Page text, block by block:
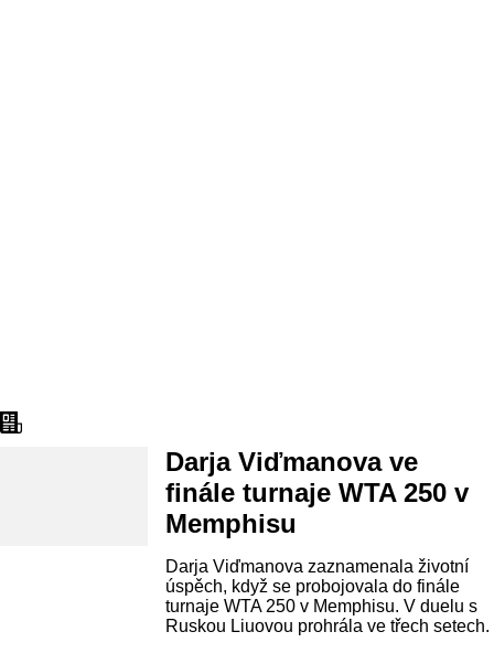
Darja Viďmanova ve
finále turnaje WTA 250 v
Memphisu
Darja Viďmanova zaznamenala životní
úspěch, když se probojovala do finále
turnaje WTA 250 v Memphisu. V duelu s
Ruskou Liuovou prohrála ve třech setech.